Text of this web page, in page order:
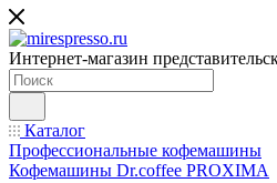
Интернет-магазин
Каталог
Профессиональные кофемашины
Кофемашины Dr.coffee PROXIMA